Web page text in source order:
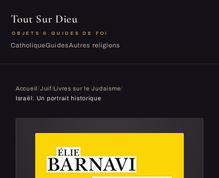
Tout Sur Dieu
OBJETS & GUIDES DE FOI
CatholiqueGuidesAutres religions
Accueil/Juif/Livres sur le Judaisme/
Israël: Un portrait historique